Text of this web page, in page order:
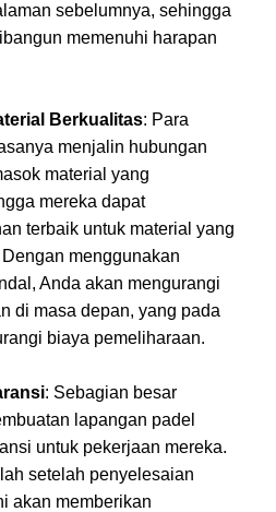
sebelumnya, sehingga
memenuhi harapan
Berkualitas: Para
menjalin hubungan
material yang
mereka dapat
terbaik untuk material yang
menggunakan
Anda akan mengurangi
di masa depan, yang pada
biaya pemeliharaan.
: Sebagian besar
lapangan padel
untuk pekerjaan mereka.
setelah penyelesaian
akan memberikan